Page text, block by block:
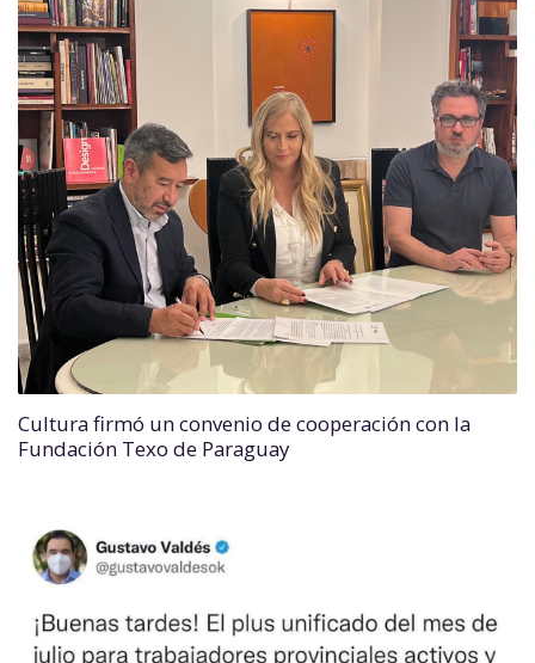
Cultura firmó un convenio de cooperación con la
Fundación Texo de Paraguay